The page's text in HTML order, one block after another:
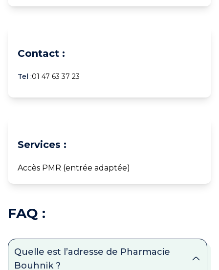
Contact :
Tel :01 47 63 37 23
Services :
Accès PMR (entrée adaptée)
FAQ :
Quelle est l’adresse de Pharmacie
Bouhnik ?